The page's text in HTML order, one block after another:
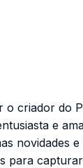
o criador do
e
novidades
para